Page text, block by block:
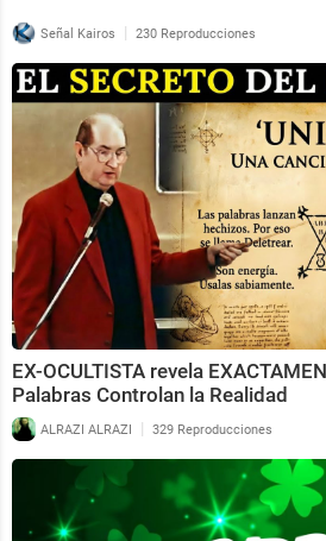
Señal Kairos | 230 Reproducciones
EX-OCULTISTA revela
Palabras Controlan la Realidad
ALRAZI ALRAZI | 329 Reproducciones